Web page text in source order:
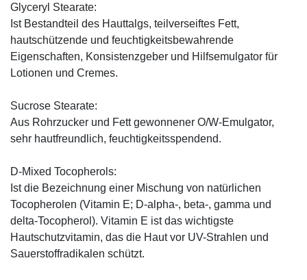
Glyceryl Stearate:
Ist Bestandteil des Hauttalgs, teilverseiftes Fett,
hautschützende und feuchtigkeitsbewahrende
Eigenschaften, Konsistenzgeber und Hilfsemulgator für
Lotionen und Cremes.
Sucrose Stearate:
Aus Rohrzucker und Fett gewonnener O/W-Emulgator,
sehr hautfreundlich, feuchtigkeitsspendend.
D-Mixed Tocopherols:
Ist die Bezeichnung einer Mischung von natürlichen
Tocopherolen (Vitamin E; D-alpha-, beta-, gamma und
delta-Tocopherol). Vitamin E ist das wichtigste
Hautschutzvitamin, das die Haut vor UV-Strahlen und
Sauerstoffradikalen schützt.